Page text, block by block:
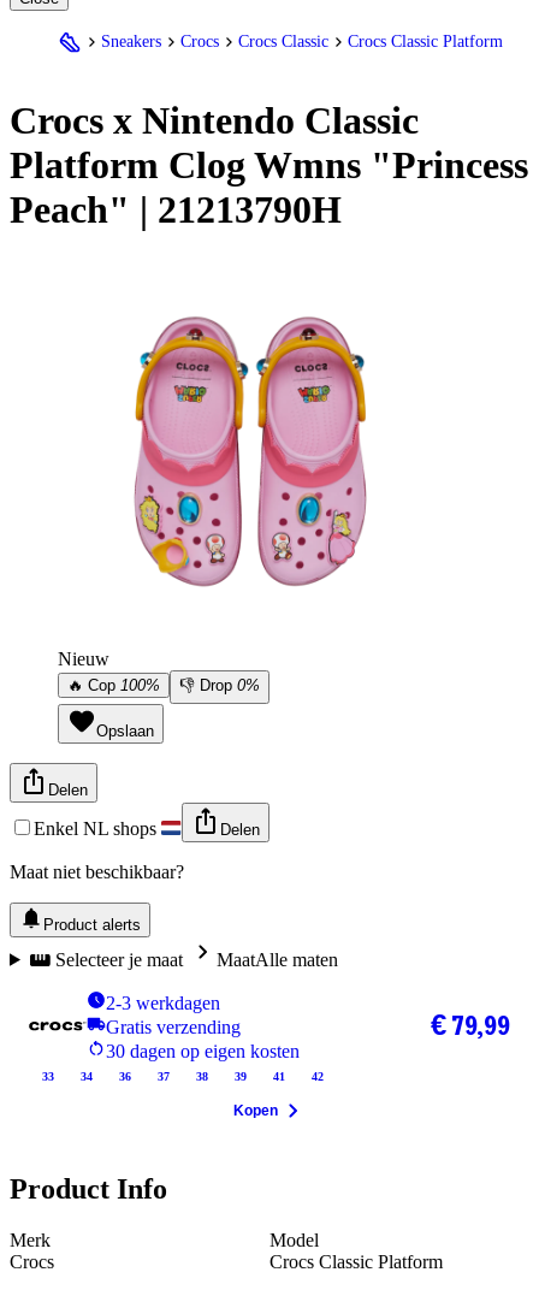
Sneakers Crocs Crocs Classic Crocs Classic Platform
Crocs x Nintendo Classic
Platform Clog Wmns "Princess
Peach" | 21213790H
Nieuw
🔥 Cop 100% 👎 Drop 0%
Opslaan
Delen
Enkel NL shops Delen
Maat niet beschikbaar?
Product alerts
Selecteer je maat MaatAlle maten
2-3 werkdagen
Gratis verzending
30 dagen op eigen kosten
33 34 36 37 38 39 41 42
€ 79,99
Kopen
Product Info
Merk
Crocs
Model
Crocs Classic Platform